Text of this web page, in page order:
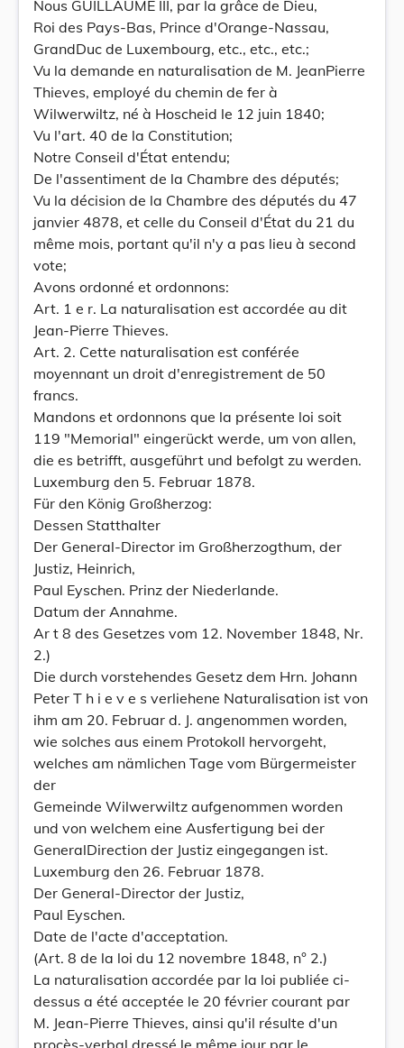
Nous GUILLAUME III, par la grâce de Dieu,
Roi des Pays-Bas, Prince d'Orange-Nassau,
GrandDuc de Luxembourg, etc., etc., etc.;
Vu la demande en naturalisation de M. JeanPierre
Thieves, employé du chemin de fer à
Wilwerwiltz, né à Hoscheid le 12 juin 1840;
Vu l'art. 40 de la Constitution;
Notre Conseil d'État entendu;
De l'assentiment de la Chambre des députés;
Vu la décision de la Chambre des députés du 47
janvier 4878, et celle du Conseil d'État du 21 du
même mois, portant qu'il n'y a pas lieu à second
vote;
Avons ordonné et ordonnons:
Art. 1 e r. La naturalisation est accordée au dit
Jean-Pierre Thieves.
Art. 2. Cette naturalisation est conférée
moyennant un droit d'enregistrement de 50
francs.
Mandons et ordonnons que la présente loi soit
119 "Memorial" eingerückt werde, um von allen,
die es betrifft, ausgeführt und befolgt zu werden.
Luxemburg den 5. Februar 1878.
Für den König Großherzog:
Dessen Statthalter
Der General-Director im Großherzogthum, der
Justiz, Heinrich,
Paul Eyschen. Prinz der Niederlande.
Datum der Annahme.
Ar t 8 des Gesetzes vom 12. November 1848, Nr.
2.)
Die durch vorstehendes Gesetz dem Hrn. Johann
Peter T h i e v e s verliehene Naturalisation ist von
ihm am 20. Februar d. J. angenommen worden,
wie solches aus einem Protokoll hervorgeht,
welches am nämlichen Tage vom Bürgermeister
der
Gemeinde Wilwerwiltz aufgenommen worden
und von welchem eine Ausfertigung bei der
GeneralDirection der Justiz eingegangen ist.
Luxemburg den 26. Februar 1878.
Der General-Director der Justiz,
Paul Eyschen.
Date de l'acte d'acceptation.
(Art. 8 de la loi du 12 novembre 1848, n° 2.)
La naturalisation accordée par la loi publiée ci-
dessus a été acceptée le 20 février courant par
M. Jean-Pierre Thieves, ainsi qu'il résulte d'un
procès-verbal dressé le même jour par le